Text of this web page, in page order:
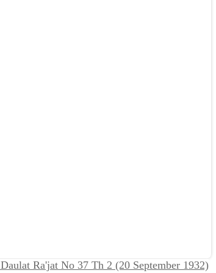
Daulat Ra'jat No 37 Th 2 (20 September 1932)